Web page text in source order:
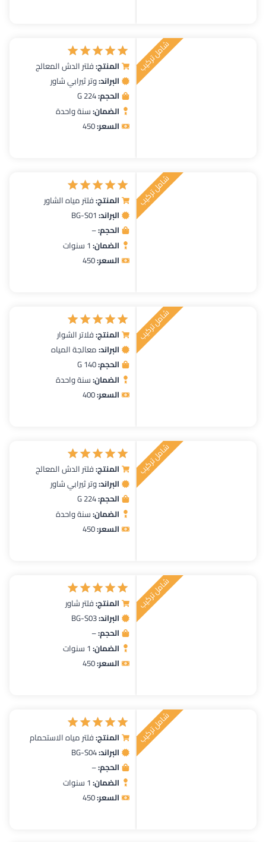
شامل تركيب تم التقييم
5.00من 5
المنتج:فلتر الدش المعالج
البراند:وتر ثيرابي شاور
الحجم:224 G
الضمان:سنة واحدة
السعر:450
شامل تركيب تم التقييم
5.00من 5
المنتج:فلتر مياه الشاور
البراند:
الحجم:–
الضمان:
السعر:450
شامل تركيب تم التقييم
5.00من 5
المنتج:فلاتر الشوار
البراند:معالجة المياه
الحجم:140 G
الضمان:سنة واحدة
السعر:400
شامل تركيب تم التقييم
5.00من 5
المنتج:فلتر الدش المعالج
البراند:وتر ثيرابي شاور
الحجم:224 G
الضمان:سنة واحدة
السعر:450
شامل تركيب تم التقييم
5.00من 5
المنتج:فلتر شاور
البراند:BG-S03
الحجم:–
الضمان:
السعر:450
شامل تركيب تم التقييم
5.00من 5
المنتج:فلتر مياه الاستحمام
البراند:BG-S04
الحجم:–
الضمان:
السعر:450